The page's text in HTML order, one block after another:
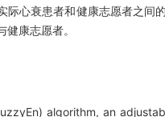
心衰患者和健康志愿者之间
康志愿者。
algorithm, an